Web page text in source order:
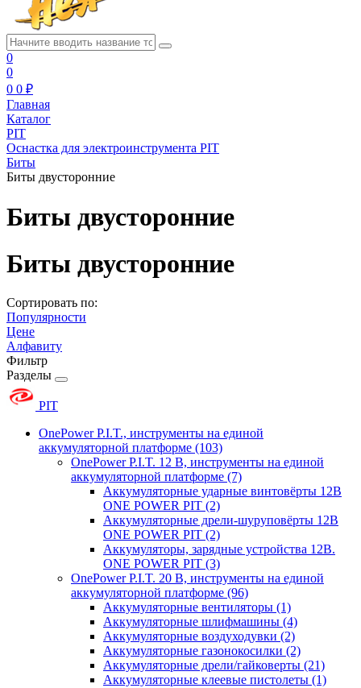
0
0
0 0 ₽
Главная
Каталог
PIT
Оснастка для электроинструмента PIT
Биты
Биты двусторонние
Биты двусторонние
Биты двусторонние
Сортировать по:
Популярности
Цене
Алфавиту
Фильтр
Разделы
PIT
OnePower P.I.T., инструменты на единой
аккумуляторной платформе (103)
OnePower P.I.T. 12 В, инструменты на единой
аккумуляторной платформе (7)
Аккумуляторные ударные винтовёрты 12В
ONE POWER PIT (2)
Аккумуляторные дрели-шуруповёрты 12В
ONE POWER PIT (2)
Аккумуляторы, зарядные устройства 12В.
ONE POWER PIT (3)
OnePower P.I.T. 20 В, инструменты на единой
аккумуляторной платформе (96)
Аккумуляторные вентиляторы (1)
Аккумуляторные шлифмашины (4)
Аккумуляторные воздуходувки (2)
Аккумуляторные газонокосилки (2)
Аккумуляторные дрели/гайковерты (21)
Аккумуляторные клеевые пистолеты (1)